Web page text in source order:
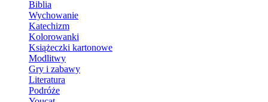
Biblia
Wychowanie
Katechizm
Kolorowanki
Książeczki kartonowe
Modlitwy
Gry i zabawy
Literatura
Podróże